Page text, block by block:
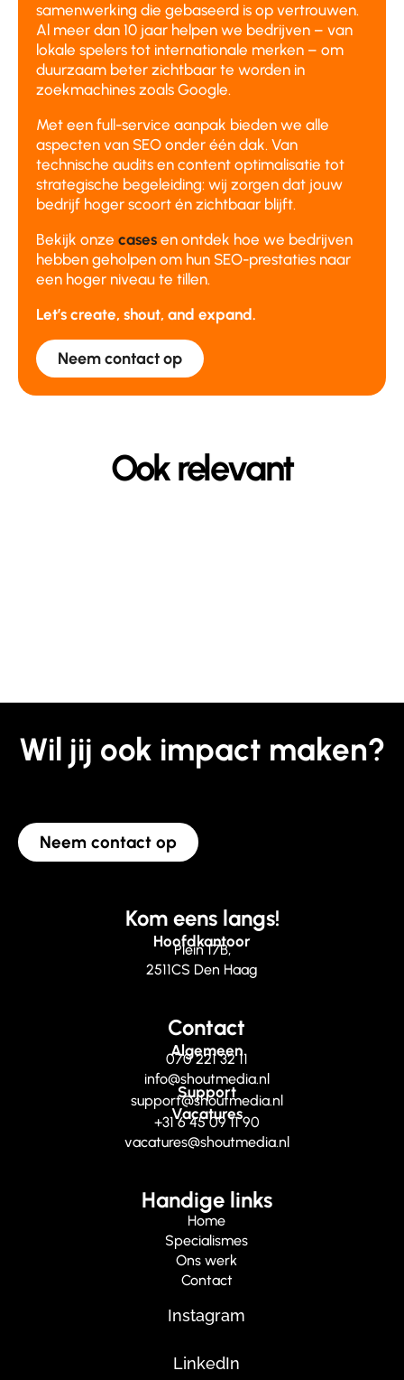
samenwerking die gebaseerd is op vertrouwen.
Al meer dan 10 jaar helpen we bedrijven – van
lokale spelers tot internationale merken – om
duurzaam beter zichtbaar te worden in
zoekmachines zoals Google.
Met een full-service aanpak bieden we alle
aspecten van SEO onder één dak. Van
technische audits en content optimalisatie tot
strategische begeleiding: wij zorgen dat jouw
bedrijf hoger scoort én zichtbaar blijft.
Bekijk onze cases en ontdek hoe we bedrijven
hebben geholpen om hun SEO-prestaties naar
een hoger niveau te tillen.
Let’s create, shout, and expand.
Neem contact op
Ook relevant
Wil jij ook impact maken?
Neem contact op
Kom eens langs!
Hoofdkantoor
Plein 17B,
2511CS Den Haag
Contact
Algemeen
070 221 32 11
info@shoutmedia.nl
Support
support@shoutmedia.nl
Vacatures
+31 6 45 09 11 90
vacatures@shoutmedia.nl
Handige links
Home
Specialismes
Ons werk
Contact
Instagram
LinkedIn